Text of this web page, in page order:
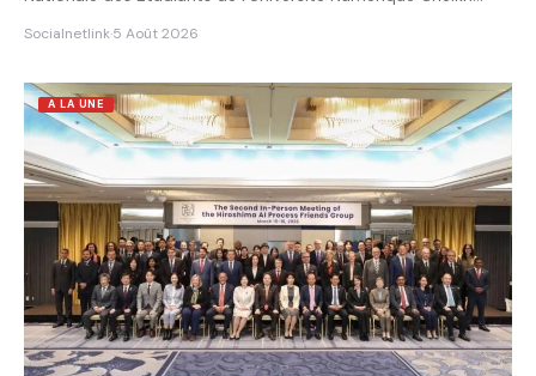
Socialnetlink·5 Août 2026
A LA UNE